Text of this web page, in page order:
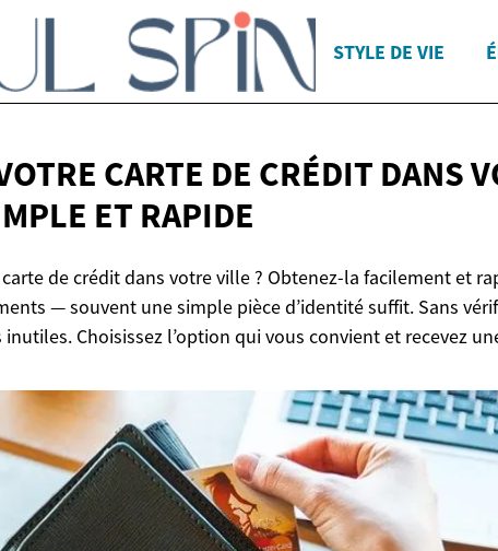
STYLE DE VIE
CARTE DE CRÉDIT DANS
ET RAPIDE
de crédit dans votre ville ? Obtenez-la facilement et
— souvent une simple pièce d’identité suffit. Sans
Choisissez l’option qui vous convient et recevez